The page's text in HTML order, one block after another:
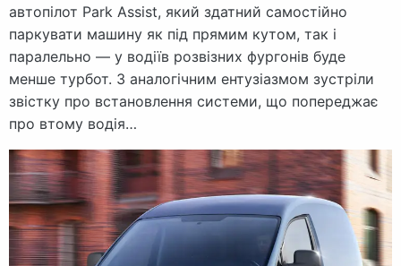
автопілот Park Assist, який здатний самостійно
паркувати машину як під прямим кутом, так і
паралельно — у водіїв розвізних фургонів буде
менше турбот. З аналогічним ентузіазмом зустріли
звістку про встановлення системи, що попереджає
про втому водія…